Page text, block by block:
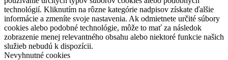
technológií. Kliknutím na rôzne kategórie nadpisov získate ďalšie
informácie a zmeníte svoje nastavenia. Ak odmietnete určité súbory
cookies alebo podobné technológie, môže to mať za následok
zobrazenie menej relevantného obsahu alebo niektoré funkcie našich
služieb nebudú k dispozícii.
Nevyhnutné cookies